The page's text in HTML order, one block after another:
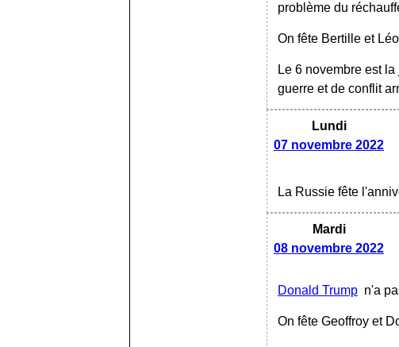
problème du
On fête Bertille et
Le 6 novembre est
guerre et de conflit
Lundi
07 novembre 2022
La Russie fête
Mardi
08 novembre 2022
Donald Trump n'a
On fête Geoffroy et